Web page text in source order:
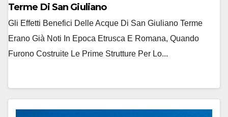
Terme Di San Giuliano
Gli Effetti Benefici Delle Acque Di San Giuliano Terme
Erano Già Noti In Epoca Etrusca E Romana, Quando
Furono Costruite Le Prime Strutture Per Lo...